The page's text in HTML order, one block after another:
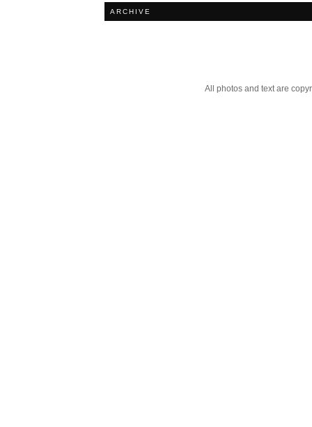
ARCHIVE
All photos and text are